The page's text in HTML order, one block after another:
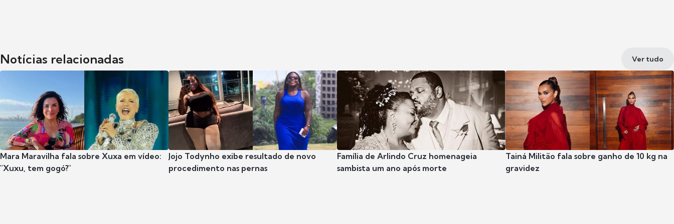
Notícias relacionadas Ver tudo
Mara Maravilha fala sobre Xuxa em vídeo:
"Xuxu, tem gogó?"
Jojo Todynho exibe resultado de novo
procedimento nas pernas
Família de Arlindo Cruz homenageia
sambista um ano após morte
Tainá Militão fala sobre ganho de 10 kg na
gravidez